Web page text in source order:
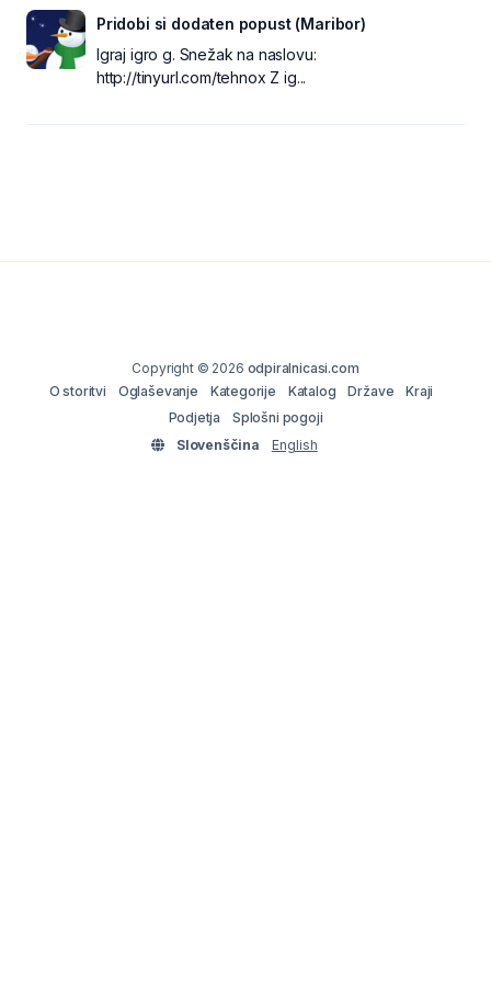
Pridobi si dodaten popust (Maribor)
Igraj igro g. Snežak na naslovu:
http://tinyurl.com/tehnox Z ig...
Copyright © 2026 odpiralnicasi.com
O storitvi
Oglaševanje Kategorije Katalog Države
Kraji
Podjetja
Splošni pogoji
Slovenščina
English